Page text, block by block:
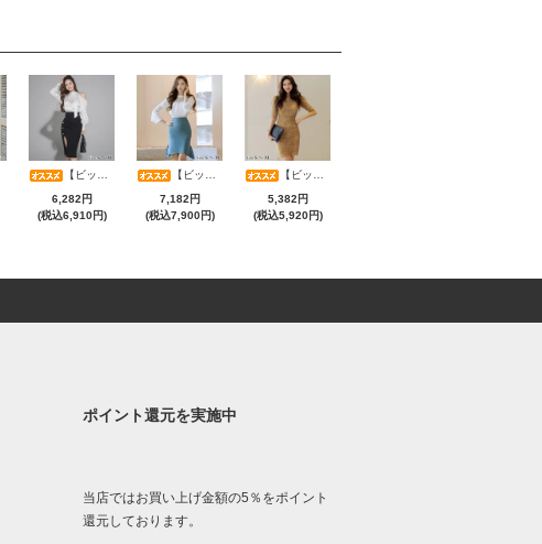
【ビッグサマーセール対象品】艶やかサテン×美シルエット大人のためのオフショルダーセットアップ(キャバドレス・CABARETDRESS)
6,282円
(税込6,910円)
【ビッグサマーセール対象品】美麗レースベルスリーブトップス＆パールタイトスカートセットアップ(キャバドレス・CABARETDRESS)
7,182円
(税込7,900円)
【ビッグサマーセール対象品】フラワー総レースタイトミニワンピース(キャバドレス・CABARETDRESS)
5,382円
(税込5,920円)
ポイント還元を実施中
当店ではお買い上げ金額の5％をポイント
還元しております。